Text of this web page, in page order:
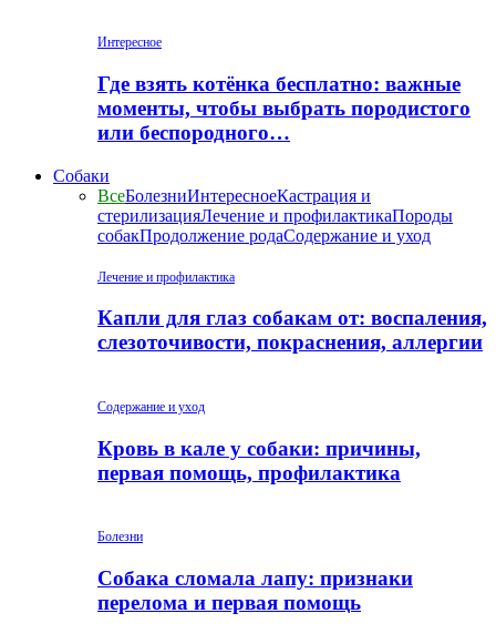
Интересное
Где взять котёнка бесплатно: важные
моменты, чтобы выбрать породистого
или беспородного…
Собаки
ВсеБолезниИнтересноеКастрация и
стерилизацияЛечение и профилактикаПороды
собакПродолжение родаСодержание и уход
Лечение и профилактика
Капли для глаз собакам от: воспаления,
слезоточивости, покраснения, аллергии
Содержание и уход
Кровь в кале у собаки: причины,
первая помощь, профилактика
Болезни
Собака сломала лапу: признаки
перелома и первая помощь